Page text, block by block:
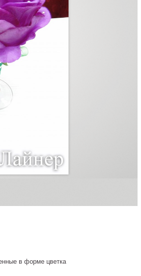
в форме цветка